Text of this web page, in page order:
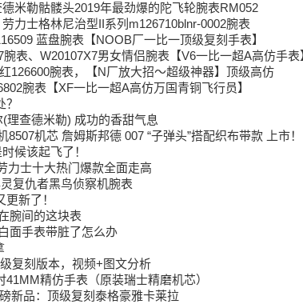
米勒骷髅头2019年最劲爆的陀飞轮腕表RM052
力士格林尼治型II系列m126710blnr-0002腕表
蓝盘腕表【NOOB厂一比一顶级复刻手表】
表、W20107X7男女情侣腕表【V6一比一超A高仿手表
126600腕表，【N厂放大招～超级神器】顶级高仿
腕表【XF一比一超A高仿万国青铜飞行员】
理查德米勒) 成功的香甜气息
机芯 詹姆斯邦德 007 “子弹头”搭配织布带款 上市！
候该起飞了！
力士十大热门爆款全面走高
复仇者黑鸟侦察机腕表
新了！
腕间的这块表
面手表带脏了怎么办
复刻版本，视频+图文分析
精仿手表（原装瑞士精磨机芯）
新品：顶级复刻泰格豪雅卡莱拉